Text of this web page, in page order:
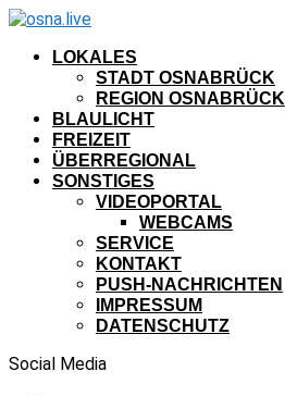
LOKALES
STADT OSNABRÜCK
REGION OSNABRÜCK
BLAULICHT
FREIZEIT
ÜBERREGIONAL
SONSTIGES
VIDEOPORTAL
WEBCAMS
SERVICE
KONTAKT
PUSH-NACHRICHTEN
IMPRESSUM
DATENSCHUTZ
Social Media